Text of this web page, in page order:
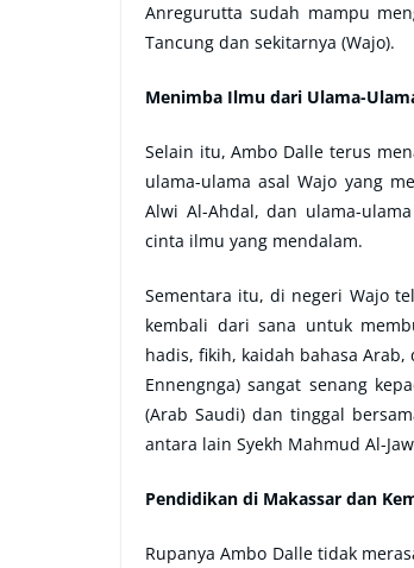
Anregurutta sudah mampu
Tancung dan sekitarnya (Wajo).
Menimba Ilmu dari Ulama-
Selain itu, Ambo Dalle terus
ulama-ulama asal Wajo yang
Alwi Al-Ahdal, dan ulama-
cinta ilmu yang mendalam.
Sementara itu, di negeri Wajo
kembali dari sana untuk
hadis, fikih, kaidah bahasa
Ennengnga) sangat senang
(Arab Saudi) dan tinggal
antara lain Syekh Mahmud Al-
Pendidikan di Makassar dan
Rupanya Ambo Dalle tidak